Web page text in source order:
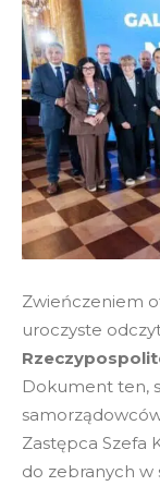
Zwieńczeniem
uroczyste
Dokument ten,
Zastępca Szefa
do zebranych w